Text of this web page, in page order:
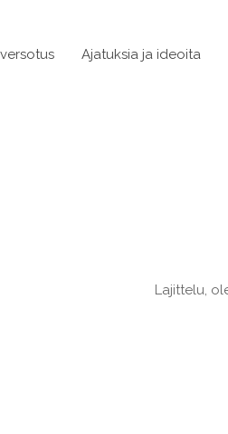
Ajatuksia ja ideoita